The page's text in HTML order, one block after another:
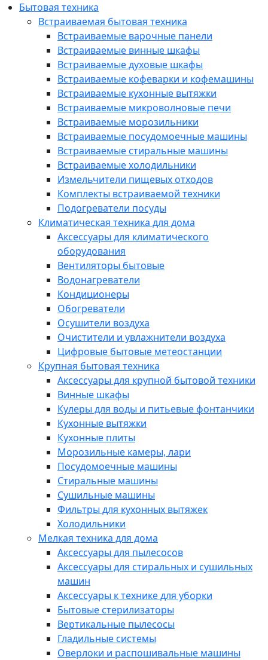
Бытовая техника
Встраиваемая бытовая техника
Встраиваемые варочные панели
Встраиваемые винные шкафы
Встраиваемые духовые шкафы
Встраиваемые кофеварки и кофемашины
Встраиваемые кухонные вытяжки
Встраиваемые микроволновые печи
Встраиваемые морозильники
Встраиваемые посудомоечные машины
Встраиваемые стиральные машины
Встраиваемые холодильники
Измельчители пищевых отходов
Комплекты встраиваемой техники
Подогреватели посуды
Климатическая техника для дома
Аксессуары для климатического
оборудования
Вентиляторы бытовые
Водонагреватели
Кондиционеры
Обогреватели
Осушители воздуха
Очистители и увлажнители воздуха
Цифровые бытовые метеостанции
Крупная бытовая техника
Аксессуары для крупной бытовой техники
Винные шкафы
Кулеры для воды и питьевые фонтанчики
Кухонные вытяжки
Кухонные плиты
Морозильные камеры, лари
Посудомоечные машины
Стиральные машины
Сушильные машины
Фильтры для кухонных вытяжек
Холодильники
Мелкая техника для дома
Аксессуары для пылесосов
Аксессуары для стиральных и сушильных
машин
Аксессуары к технике для уборки
Бытовые стерилизаторы
Вертикальные пылесосы
Гладильные системы
Оверлоки и распошивальные машины